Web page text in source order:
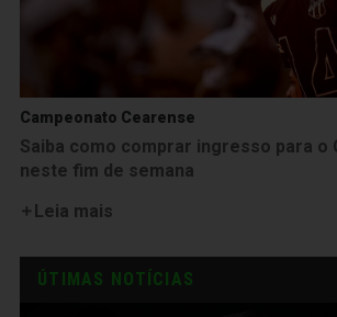
Campeonato Cearense
Saiba como comprar ingresso para o
neste fim de semana
Leia mais
ÚTIMAS NOTÍCIAS